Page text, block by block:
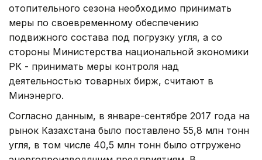
отопительного сезона необходимо принимать
меры по своевременному обеспечению
подвижного состава под погрузку угля, а со
стороны Министерства национальной экономики
РК - принимать меры контроля над
деятельностью товарных бирж, считают в
Минэнерго.
Согласно данным, в январе-сентябре 2017 года на
рынок Казахстана было поставлено 55,8 млн тонн
угля, в том числе 40,5 млн тонн было отгружено